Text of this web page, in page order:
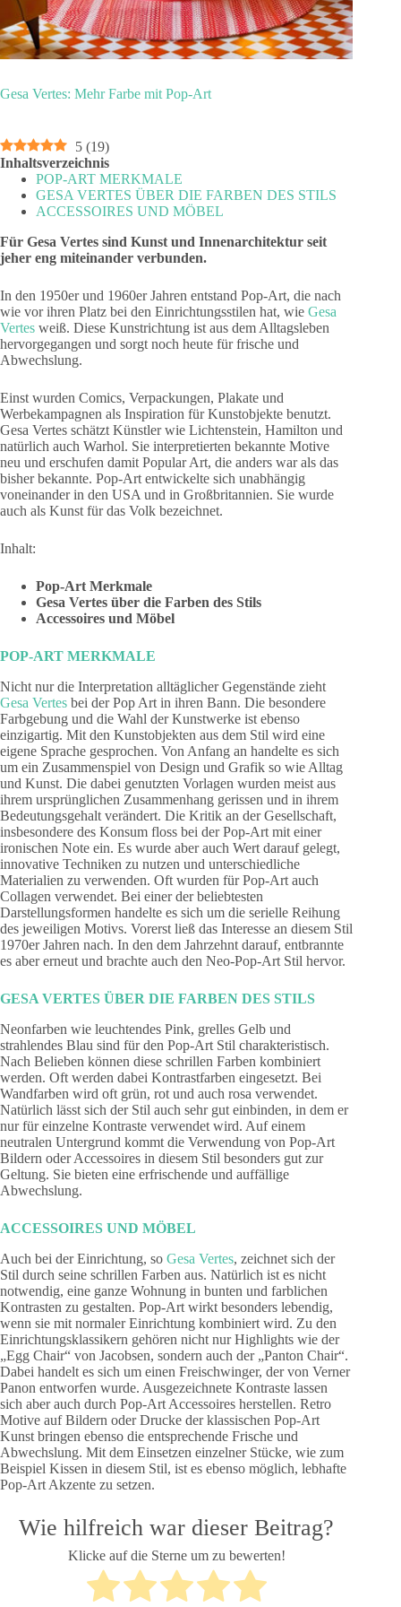
Gesa Vertes: Mehr Farbe mit Pop-Art
5 (19)
Inhaltsverzeichnis
POP-ART MERKMALE
GESA VERTES ÜBER DIE FARBEN DES STILS
ACCESSOIRES UND MÖBEL
Für Gesa Vertes sind Kunst und Innenarchitektur seit
jeher eng miteinander verbunden.
In den 1950er und 1960er Jahren entstand Pop-Art, die nach
wie vor ihren Platz bei den Einrichtungsstilen hat, wie Gesa
Vertes weiß. Diese Kunstrichtung ist aus dem Alltagsleben
hervorgegangen und sorgt noch heute für frische und
Abwechslung.
Einst wurden Comics, Verpackungen, Plakate und
Werbekampagnen als Inspiration für Kunstobjekte benutzt.
Gesa Vertes schätzt Künstler wie Lichtenstein, Hamilton und
natürlich auch Warhol. Sie interpretierten bekannte Motive
neu und erschufen damit Popular Art, die anders war als das
bisher bekannte. Pop-Art entwickelte sich unabhängig
voneinander in den USA und in Großbritannien. Sie wurde
auch als Kunst für das Volk bezeichnet.
Inhalt:
Pop-Art Merkmale
Gesa Vertes über die Farben des Stils
Accessoires und Möbel
POP-ART MERKMALE
Nicht nur die Interpretation alltäglicher Gegenstände zieht
Gesa Vertes bei der Pop Art in ihren Bann. Die besondere
Farbgebung und die Wahl der Kunstwerke ist ebenso
einzigartig. Mit den Kunstobjekten aus dem Stil wird eine
eigene Sprache gesprochen. Von Anfang an handelte es sich
um ein Zusammenspiel von Design und Grafik so wie Alltag
und Kunst. Die dabei genutzten Vorlagen wurden meist aus
ihrem ursprünglichen Zusammenhang gerissen und in ihrem
Bedeutungsgehalt verändert. Die Kritik an der Gesellschaft,
insbesondere des Konsum floss bei der Pop-Art mit einer
ironischen Note ein. Es wurde aber auch Wert darauf gelegt,
innovative Techniken zu nutzen und unterschiedliche
Materialien zu verwenden. Oft wurden für Pop-Art auch
Collagen verwendet. Bei einer der beliebtesten
Darstellungsformen handelte es sich um die serielle Reihung
des jeweiligen Motivs. Vorerst ließ das Interesse an diesem Stil
1970er Jahren nach. In den dem Jahrzehnt darauf, entbrannte
es aber erneut und brachte auch den Neo-Pop-Art Stil hervor.
GESA VERTES ÜBER DIE FARBEN DES STILS
Neonfarben wie leuchtendes Pink, grelles Gelb und
strahlendes Blau sind für den Pop-Art Stil charakteristisch.
Nach Belieben können diese schrillen Farben kombiniert
werden. Oft werden dabei Kontrastfarben eingesetzt. Bei
Wandfarben wird oft grün, rot und auch rosa verwendet.
Natürlich lässt sich der Stil auch sehr gut einbinden, in dem er
nur für einzelne Kontraste verwendet wird. Auf einem
neutralen Untergrund kommt die Verwendung von Pop-Art
Bildern oder Accessoires in diesem Stil besonders gut zur
Geltung. Sie bieten eine erfrischende und auffällige
Abwechslung.
ACCESSOIRES UND MÖBEL
Auch bei der Einrichtung, so Gesa Vertes, zeichnet sich der
Stil durch seine schrillen Farben aus. Natürlich ist es nicht
notwendig, eine ganze Wohnung in bunten und farblichen
Kontrasten zu gestalten. Pop-Art wirkt besonders lebendig,
wenn sie mit normaler Einrichtung kombiniert wird. Zu den
Einrichtungsklassikern gehören nicht nur Highlights wie der
„Egg Chair“ von Jacobsen, sondern auch der „Panton Chair“.
Dabei handelt es sich um einen Freischwinger, der von Verner
Panon entworfen wurde. Ausgezeichnete Kontraste lassen
sich aber auch durch Pop-Art Accessoires herstellen. Retro
Motive auf Bildern oder Drucke der klassischen Pop-Art
Kunst bringen ebenso die entsprechende Frische und
Abwechslung. Mit dem Einsetzen einzelner Stücke, wie zum
Beispiel Kissen in diesem Stil, ist es ebenso möglich, lebhafte
Pop-Art Akzente zu setzen.
Wie hilfreich war dieser Beitrag?
Klicke auf die Sterne um zu bewerten!